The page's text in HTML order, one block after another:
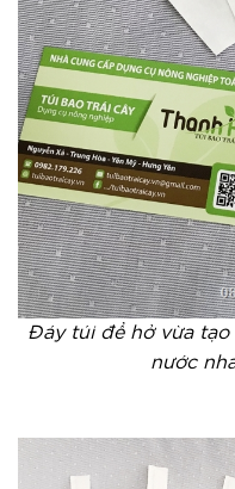
Đáy túi để hở vừa
nước